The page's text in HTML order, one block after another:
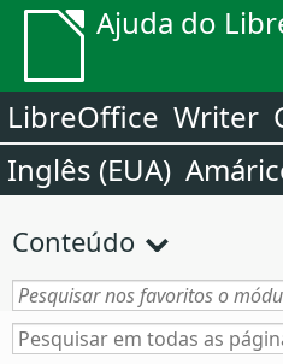
Ajuda do
LibreOffice Writer
Inglês (EUA)
Conteúdo